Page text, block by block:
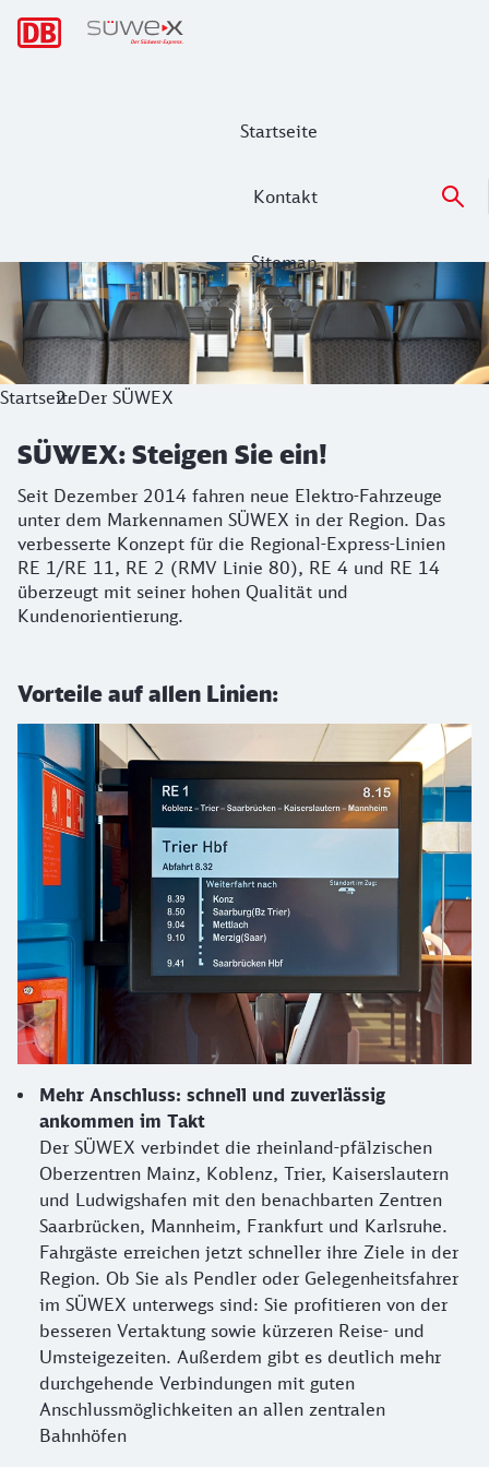
Startseite
Kontakt
Sitemap
Hauptnavigation
SÜWEX: Steigen Sie ein!
Seit Dezember 2014 fahren neue Elektro-Fahrzeuge
StartseiteDer SÜWEX
SÜWEX: Steigen Sie ein!
Seit Dezember 2014 fahren neue Elektro-Fahrzeuge
unter dem Markennamen SÜWEX in der Region. Das
verbesserte Konzept für die Regional-Express-Linien
RE 1/RE 11, RE 2 (RMV Linie 80), RE 4 und RE 14
überzeugt mit seiner hohen Qualität und
Kundenorientierung.
Vorteile auf allen Linien:
Mehr Anschluss: schnell und zuverlässig
ankommen im Takt
Der SÜWEX verbindet die rheinland-pfälzischen
Oberzentren Mainz, Koblenz, Trier, Kaiserslautern
und Ludwigshafen mit den benachbarten Zentren
Saarbrücken, Mannheim, Frankfurt und Karlsruhe.
Fahrgäste erreichen jetzt schneller ihre Ziele in der
Region. Ob Sie als Pendler oder Gelegenheitsfahrer
im SÜWEX unterwegs sind: Sie profitieren von der
besseren Vertaktung sowie kürzeren Reise- und
Umsteigezeiten. Außerdem gibt es deutlich mehr
durchgehende Verbindungen mit guten
Anschlussmöglichkeiten an allen zentralen
Bahnhöfen